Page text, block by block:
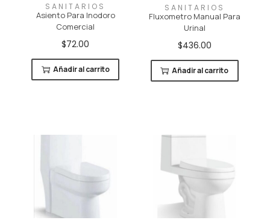
SANITARIOS
Asiento Para Inodoro
Comercial
$72.00
Añadir al carrito
SANITARIOS
Fluxometro Manual Para
Urinal
$436.00
Añadir al carrito